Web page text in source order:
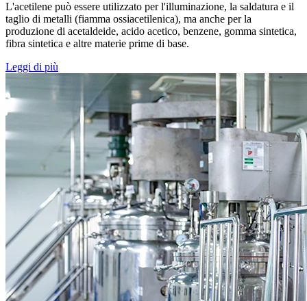
L'acetilene può essere utilizzato per l'illuminazione, la saldatura e il
taglio di metalli (fiamma ossiacetilenica), ma anche per la
produzione di acetaldeide, acido acetico, benzene, gomma sintetica,
fibra sintetica e altre materie prime di base.
Leggi di più